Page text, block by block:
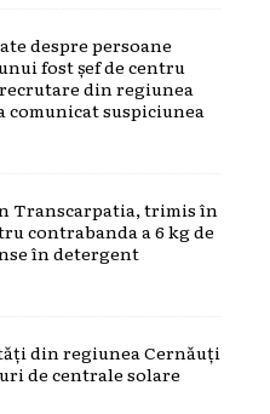
despre persoane
fost șef de centru
din regiunea
comunicat suspiciunea
Transcarpatia, trimis în
contrabanda a 6 kg de
în detergent
din regiunea Cernăuți
de centrale solare